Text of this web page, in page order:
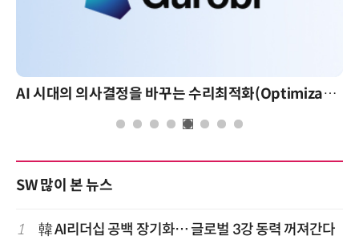
AI 시대의 의사결정을 바꾸는 수리최적화(Optimization): 실제 산업 적용 사례와 활용 전략
SW 많이 본 뉴스
1 韓 AI리더십 공백 장기화… 글로벌 3강 동력 꺼져간다